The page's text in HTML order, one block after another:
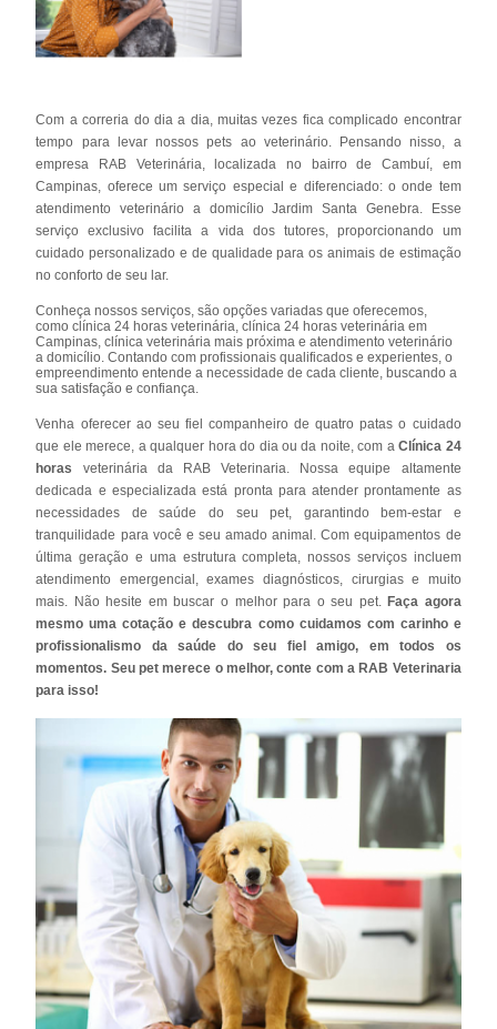
Com a correria do dia a dia, muitas vezes fica complicado encontrar
tempo para levar nossos pets ao veterinário. Pensando nisso, a
empresa RAB Veterinária, localizada no bairro de Cambuí, em
Campinas, oferece um serviço especial e diferenciado: o onde tem
atendimento veterinário a domicílio Jardim Santa Genebra. Esse
serviço exclusivo facilita a vida dos tutores, proporcionando um
cuidado personalizado e de qualidade para os animais de estimação
no conforto de seu lar.
Conheça nossos serviços, são opções variadas que oferecemos,
como clínica 24 horas veterinária, clínica 24 horas veterinária em
Campinas, clínica veterinária mais próxima e atendimento veterinário
a domicílio. Contando com profissionais qualificados e experientes, o
empreendimento entende a necessidade de cada cliente, buscando a
sua satisfação e confiança.
Venha oferecer ao seu fiel companheiro de quatro patas o cuidado
que ele merece, a qualquer hora do dia ou da noite, com aClínica 24
horas
veterinária da RAB Veterinaria. Nossa equipe altamente
dedicada e especializada está pronta para atender prontamente as
necessidades de saúde do seu pet, garantindo bem-estar e
tranquilidade para você e seu amado animal. Com equipamentos de
última geração e uma estrutura completa, nossos serviços incluem
atendimento emergencial, exames diagnósticos, cirurgias e muito
mais. Não hesite em buscar o melhor para o seu pet.Faça agora
mesmo uma cotação e descubra como cuidamos com carinho e
profissionalismo da saúde do seu fiel amigo, em todos os
momentos. Seu pet merece o melhor, conte com a RAB Veterinaria
para isso!